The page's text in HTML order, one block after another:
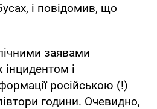
і повідомив, що
заявами
інцидентом і
російською (!)
години. Очевидно,